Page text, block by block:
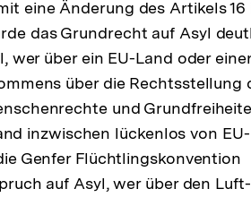
Link:
eine Änderung des Artikels 16
das Grundrecht auf Asyl
wer über ein EU-Land oder
über die Rechtsstellung
und
inzwischen lückenlos von EU-
Genfer Flüchtlingskonvention
auf Asyl, wer über den Luft-